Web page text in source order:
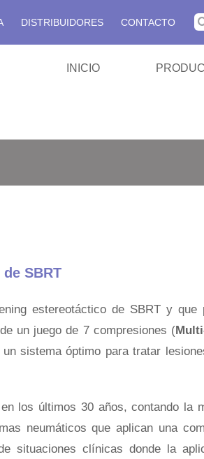
DISTRIBUIDORES CONTACTO
INICIO
SBRT
estereotáctico de SBRT y que
un juego de 7 compresiones (
sistema óptimo para tratar
los últimos 30 años, contando la
neumáticos que aplican una
situaciones clínicas donde la